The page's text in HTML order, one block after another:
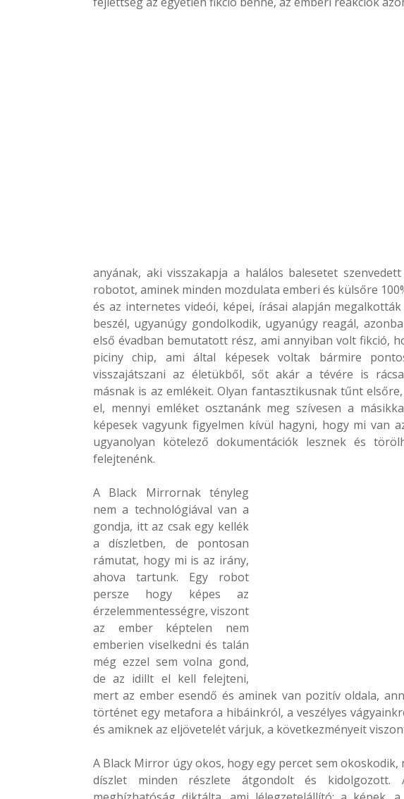
anyának, aki visszakapja a halálos balesetet
robotot, aminek minden mozdulata emberi és külsőre
és az internetes videói, képei, írásai alapján
beszél, ugyanúgy gondolkodik, ugyanúgy reagál,
első évadban bemutatott rész, ami annyiban volt fikció,
piciny chip, ami által képesek voltak bármire
visszajátszani az életükből, sőt akár a tévére is
másnak is az emlékeit. Olyan fantasztikusnak tűnt
el, mennyi emléket osztanánk meg szívesen a
képesek vagyunk figyelmen kívül hagyni, hogy mi van
ugyanolyan kötelező dokumentációk lesznek és
felejtenénk.
A Black Mirrornak tényleg
nem a technológiával van a
gondja, itt az csak egy kellék
a díszletben, de pontosan
rámutat, hogy mi is az irány,
ahova tartunk. Egy robot
persze hogy képes az
érzelemmentességre, viszont
az ember képtelen nem
emberien viselkedni és talán
még ezzel sem volna gond,
de az idillt el kell felejteni,
mert az ember esendő és aminek van pozitív oldala,
történet egy metafora a hibáinkról, a veszélyes
és amiknek az eljövetelét várjuk, a következményeit
A Black Mirror úgy okos, hogy egy percet sem
díszlet minden részlete átgondolt és